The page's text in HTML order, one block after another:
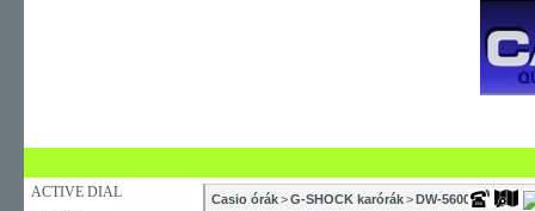
ACTIVE DIAL
Casio órák>G-SHOCK karórák>DW-5600 >DW-